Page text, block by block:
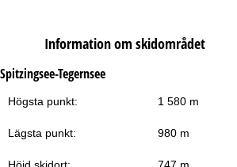
Information om skidområdet
Spitzingsee-Tegernsee
Högsta punkt: 1 580 m
Lägsta punkt: 980 m